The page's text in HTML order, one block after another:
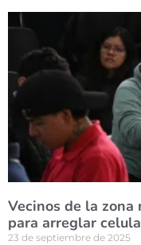
Vecinos de la
para arreglar
23 de septiembre de 2025